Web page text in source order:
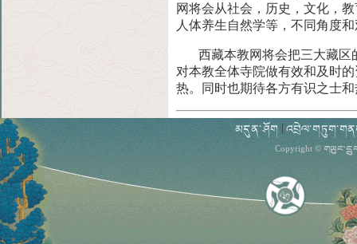
网将会从社会，历史，文化，
人体养生自然学等，不同角度
西藏本教网将会把三大藏区
对本教全体寺院做有效和及时
热。同时也期待各方有识之士